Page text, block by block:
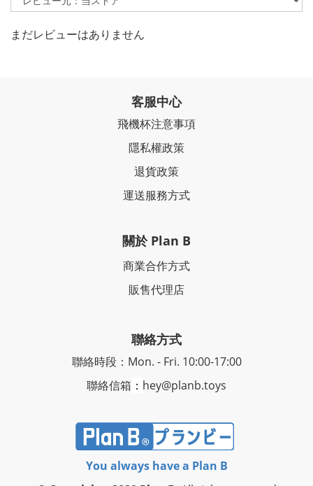
まだレビューはありません
客服中心
飛機杯注意事項
隱私權政策
退貨政策
運送服務方式
關於 Plan B
商業合作方式
販售代理店
聯絡方式
聯絡時段：Mon. - Fri. 10:00-17:00
聯絡信箱 ： hey@planb.toys
You always have a Plan B